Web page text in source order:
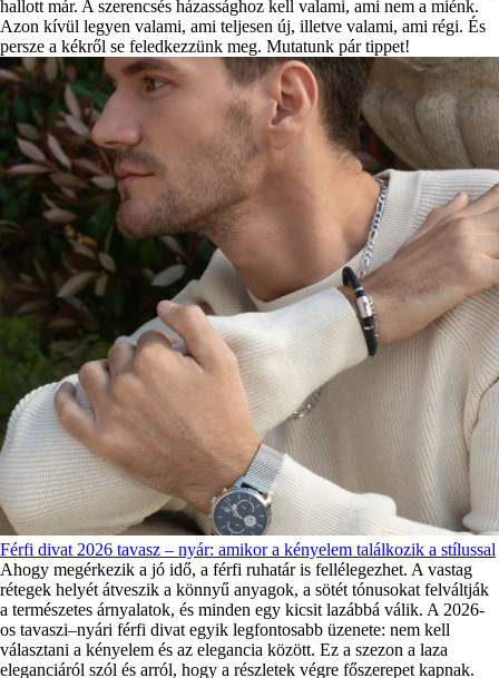
hallott már. A szerencsés házassághoz kell valami, ami nem a miénk.
Azon kívül legyen valami, ami teljesen új, illetve valami, ami régi. És
persze a kékről se feledkezzünk meg. Mutatunk pár tippet!
Férfi divat 2026 tavasz – nyár: amikor a kényelem találkozik a stílussal
Ahogy megérkezik a jó idő, a férfi ruhatár is fellélegezhet. A vastag
rétegek helyét átveszik a könnyű anyagok, a sötét tónusokat felváltják
a természetes árnyalatok, és minden egy kicsit lazábbá válik. A 2026-
os tavaszi–nyári férfi divat egyik legfontosabb üzenete: nem kell
választani a kényelem és az elegancia között. Ez a szezon a laza
eleganciáról szól és arról, hogy a részletek végre főszerepet kapnak.